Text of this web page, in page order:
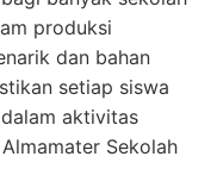
produksi
dan bahan
setiap siswa
aktivitas
Sekolah